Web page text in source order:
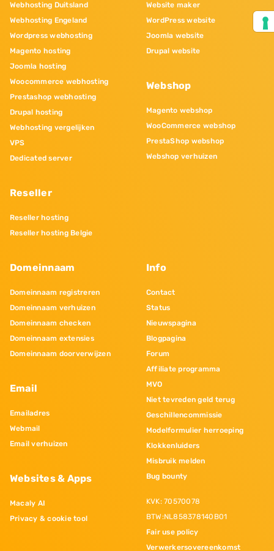
Webhosting Duitsland
Webhosting Engeland
Wordpress webhosting
Magento hosting
Joomla hosting
Woocommerce webhosting
Prestashop webhosting
Drupal hosting
Webhosting vergelijken
VPS
Dedicated server
Reseller
Reseller hosting
Reseller hosting Belgie
Website maker
WordPress website
Joomla website
Drupal website
Webshop
Magento webshop
WooCommerce webshop
PrestaShop webshop
Webshop verhuizen
Domeinnaam
Domeinnaam registreren
Domeinnaam verhuizen
Domeinnaam checken
Domeinnaam extensies
Domeinnaam doorverwijzen
Email
Emailadres
Webmail
Email verhuizen
Websites & Apps
Macaly AI
Privacy & cookie tool
Info
Contact
Status
Nieuwspagina
Blogpagina
Forum
Affiliate programma
MVO
Niet tevreden geld terug
Geschillencommissie
Modelformulier herroeping
Klokkenluiders
Misbruik melden
Bug bounty
KVK: 70570078
BTW:NL858378140B01
Fair use policy
Verwerkersovereenkomst